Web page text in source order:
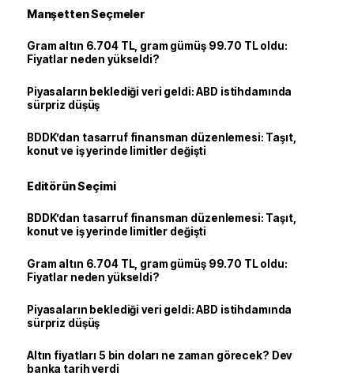
Manşetten Seçmeler
Gram altın 6.704 TL, gram gümüş 99.70 TL oldu:
Fiyatlar neden yükseldi?
Piyasaların beklediği veri geldi: ABD istihdamında
sürpriz düşüş
BDDK’dan tasarruf finansman düzenlemesi: Taşıt,
konut ve iş yerinde limitler değişti
Editörün Seçimi
BDDK’dan tasarruf finansman düzenlemesi: Taşıt,
konut ve iş yerinde limitler değişti
Gram altın 6.704 TL, gram gümüş 99.70 TL oldu:
Fiyatlar neden yükseldi?
Piyasaların beklediği veri geldi: ABD istihdamında
sürpriz düşüş
Altın fiyatları 5 bin doları ne zaman görecek? Dev
banka tarih verdi